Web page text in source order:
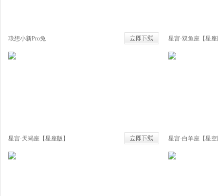
联想小新Pro兔 星宫·双鱼座【星
星宫·天蝎座【星座版】 星宫·白羊座【星